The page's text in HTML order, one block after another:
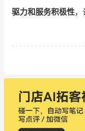
驱力和服务积极性，